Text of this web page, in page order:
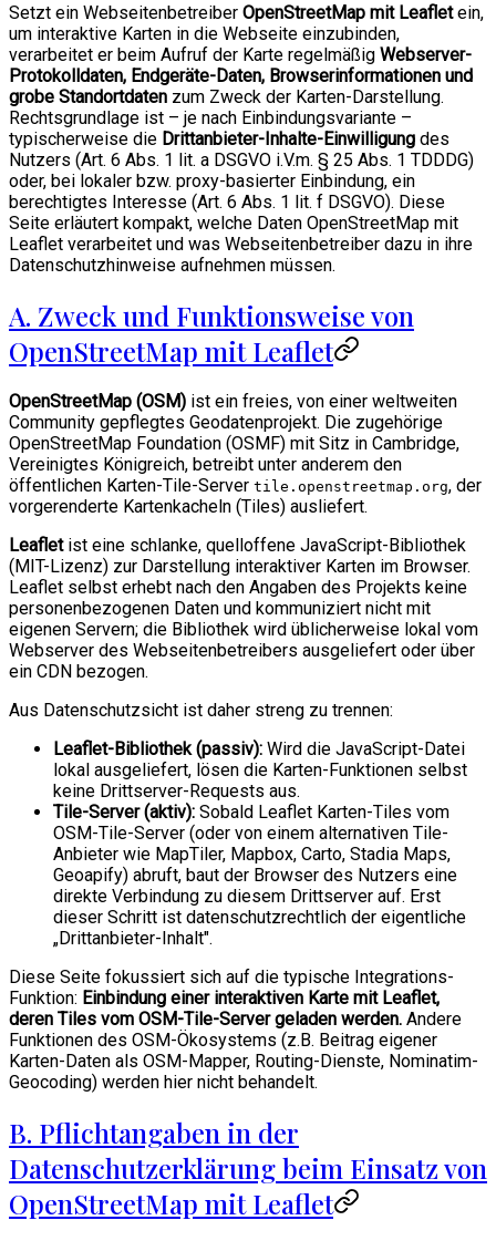
Setzt ein Webseitenbetreiber OpenStreetMap mit Leafletein,
um interaktive Karten in die Webseite einzubinden,
verarbeitet er beim Aufruf der Karte regelmäßig Webserver-
Protokolldaten, Endgeräte-Daten, Browserinformationen und
grobe Standortdaten zum Zweck der Karten-Darstellung.
Rechtsgrundlage ist – je nach Einbindungsvariante –
typischerweise die Drittanbieter-Inhalte-Einwilligung des
Nutzers (Art. 6 Abs. 1 lit. a DSGVO i.V.m. § 25 Abs. 1 TDDDG)
oder, bei lokaler bzw. proxy-basierter Einbindung, ein
berechtigtes Interesse (Art. 6 Abs. 1 lit. f DSGVO). Diese
Seite erläutert kompakt, welche Daten OpenStreetMap mit
Leaflet verarbeitet und was Webseitenbetreiber dazu in ihre
Datenschutzhinweise aufnehmen müssen.
A. Zweck und Funktionsweise von
OpenStreetMap mit Leaflet
OpenStreetMap (OSM) ist ein freies, von einer weltweiten
Community gepflegtes Geodatenprojekt. Die zugehörige
OpenStreetMap Foundation (OSMF) mit Sitz in Cambridge,
Vereinigtes Königreich, betreibt unter anderem den
öffentlichen Karten-Tile-Server tile.openstreetmap.org, der
vorgerenderte Kartenkacheln (Tiles) ausliefert.
Leafletist eine schlanke, quelloffene JavaScript-Bibliothek
(MIT-Lizenz) zur Darstellung interaktiver Karten im Browser.
Leaflet selbst erhebt nach den Angaben des Projekts keine
personenbezogenen Daten und kommuniziert nicht mit
eigenen Servern; die Bibliothek wird üblicherweise lokal vom
Webserver des Webseitenbetreibers ausgeliefert oder über
ein CDN bezogen.
Aus Datenschutzsicht ist daher streng zu trennen:
Leaflet-Bibliothek (passiv): Wird die JavaScript-Datei
lokal ausgeliefert, lösen die Karten-Funktionen selbst
keine Drittserver-Requests aus.
Tile-Server (aktiv): Sobald Leaflet Karten-Tiles vom
OSM-Tile-Server (oder von einem alternativen Tile-
Anbieter wie MapTiler, Mapbox, Carto, Stadia Maps,
Geoapify) abruft, baut der Browser des Nutzers eine
direkte Verbindung zu diesem Drittserver auf. Erst
dieser Schritt ist datenschutzrechtlich der eigentliche
„Drittanbieter-Inhalt".
Diese Seite fokussiert sich auf die typische Integrations-
Funktion: Einbindung einer interaktiven Karte mit Leaflet,
deren Tiles vom OSM-Tile-Server geladen werden. Andere
Funktionen des OSM-Ökosystems (z.B. Beitrag eigener
Karten-Daten als OSM-Mapper, Routing-Dienste, Nominatim-
Geocoding) werden hier nicht behandelt.
B. Pflichtangaben in der
Datenschutzerklärung beim Einsatz von
OpenStreetMap mit Leaflet